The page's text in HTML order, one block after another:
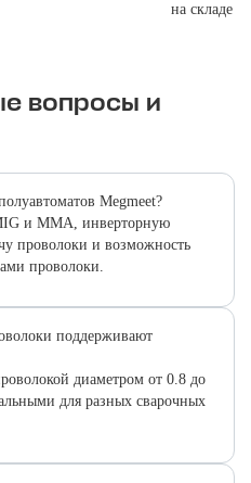
на складе
вопросы и
Megmeet?
и MMA, инверторную
проволоки и возможность
проволоки.
поддерживают
диаметром от 0.8 до
для разных сварочных